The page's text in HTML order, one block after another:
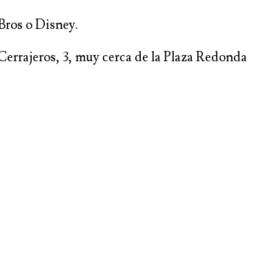
o Disney.
3, muy cerca de la Plaza Redonda